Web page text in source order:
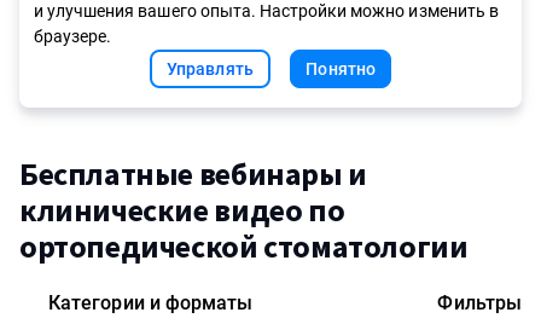
и улучшения вашего опыта. Настройки можно изменить в
браузере.
Управлять
Понятно
Бесплатные вебинары и
клинические видео по
ортопедической стоматологии
Категории и форматы Фильтры